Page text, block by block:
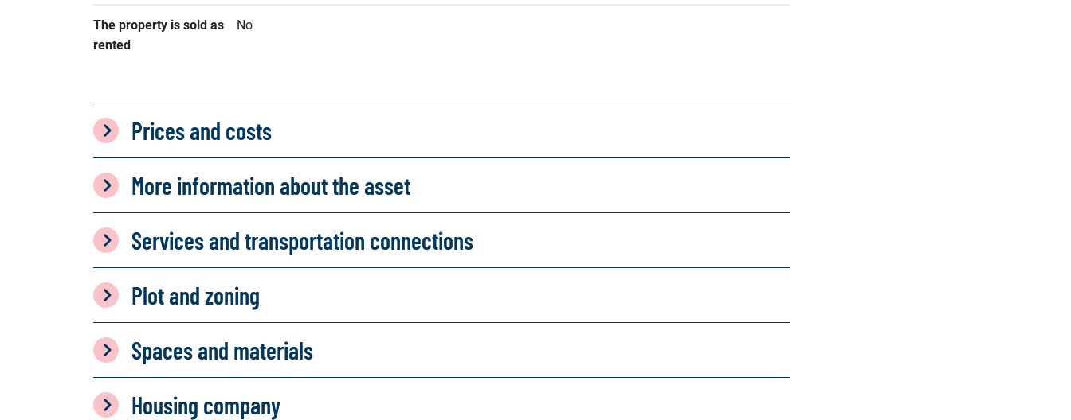
The property is sold as
rented
No
Prices and costs
More information about the asset
Services and transportation connections
Plot and zoning
Spaces and materials
Housing company